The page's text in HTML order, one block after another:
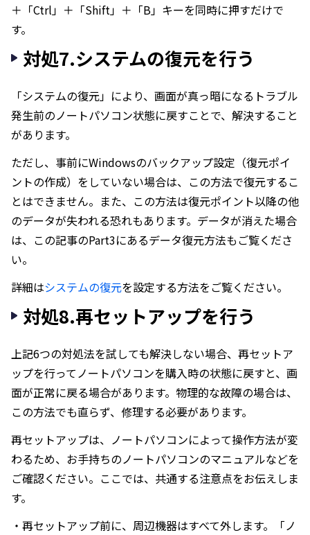
＋「Ctrl」＋「Shift」＋「B」キーを同時に押すだけで
す。
対処7.システムの復元を行う
「システムの復元」により、画面が真っ暗になるトラブル
発生前のノートパソコン状態に戻すことで、解決すること
があります。
ただし、事前にWindowsのバックアップ設定（復元ポイ
ントの作成）をしていない場合は、この方法で復元するこ
とはできません。また、この方法は復元ポイント以降の他
のデータが失われる恐れもあります。データが消えた場合
は、この記事のPart3にあるデータ復元方法もご覧くださ
い。
詳細はシステムの復元を設定する方法をご覧ください。
対処8.再セットアップを行う
上記6つの対処法を試しても解決しない場合、再セットア
ップを行ってノートパソコンを購入時の状態に戻すと、画
面が正常に戻る場合があります。物理的な故障の場合は、
この方法でも直らず、修理する必要があります。
再セットアップは、ノートパソコンによって操作方法が変
わるため、お手持ちのノートパソコンのマニュアルなどを
ご確認ください。ここでは、共通する注意点をお伝えしま
す。
・再セットアップ前に、周辺機器はすべて外します。「ノ